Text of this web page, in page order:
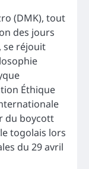
(DMK), tout
des jours
se réjouit
Éthique
du boycott
togolais lors
du 29 avril